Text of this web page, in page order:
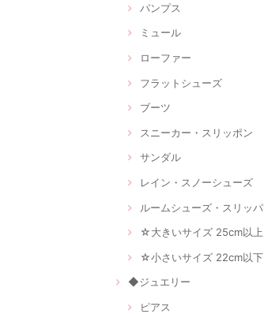
パンプス
ミュール
ローファー
フラットシューズ
ブーツ
スニーカー・スリッポン
サンダル
レイン・スノーシューズ
ルームシューズ・スリッパ
☆大きいサイズ 25cm以上
☆小さいサイズ 22cm以下
◆ジュエリー
ピアス